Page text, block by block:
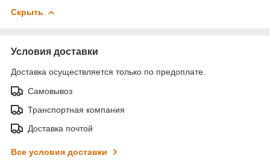
Скрыть
Условия доставки
Доставка осуществляется только по предоплате.
Самовывоз
Транспортная компания
Доставка почтой
Все условия доставки